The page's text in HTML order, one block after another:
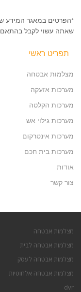
*הפרטים במאגר המידע
שאתה עשוי לקבל בהתאם
תפריט ראשי
מצלמות אבטחה
מערכות אזעקה
מערכות הקלטה
מערכות גילוי אש
מערכות אינטרקום
מערכות בית חכם
אודות
צור קשר
מצלמות אבטחה
מצלמות אבטחה לבית
מצלמות אבטחה לעסק
מצלמות אבטחה אלחוטיות
dvr